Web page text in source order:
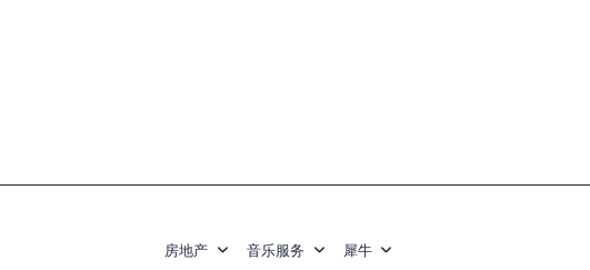
房地产 音乐服务 犀牛